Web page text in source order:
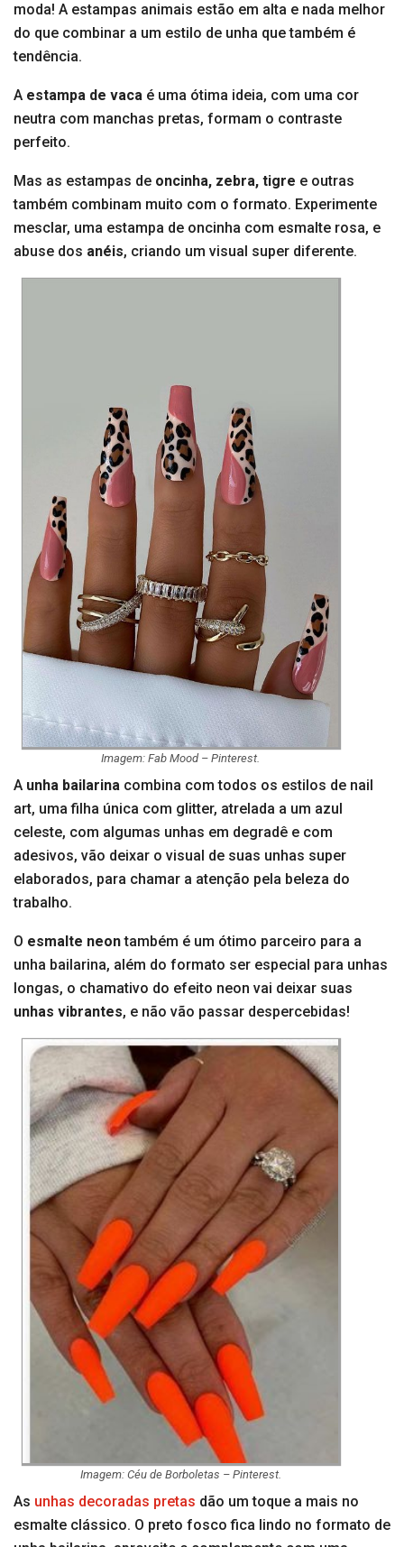
moda! A estampas animais estão em alta e nada melhor
do que combinar a um estilo de unha que também é
tendência.
A estampa de vaca é uma ótima ideia, com uma cor
neutra com manchas pretas, formam o contraste
perfeito.
Mas as estampas de oncinha, zebra, tigre e outras
também combinam muito com o formato. Experimente
mesclar, uma estampa de oncinha com esmalte rosa, e
abuse dos anéis, criando um visual super diferente.
Imagem: Fab Mood – Pinterest.
A unha bailarina combina com todos os estilos de nail
art, uma filha única com glitter, atrelada a um azul
celeste, com algumas unhas em degradê e com
adesivos, vão deixar o visual de suas unhas super
elaborados, para chamar a atenção pela beleza do
trabalho.
O esmalte neontambém é um ótimo parceiro para a
unha bailarina, além do formato ser especial para unhas
longas, o chamativo do efeito neon vai deixar suas
unhas vibrantes, e não vão passar despercebidas!
Imagem: Céu de Borboletas – Pinterest.
As unhas decoradas pretas dão um toque a mais no
esmalte clássico. O preto fosco fica lindo no formato de